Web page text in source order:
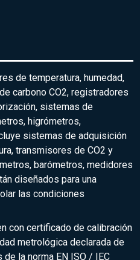
de temperatura, humedad,
carbono CO2, registradores
sistemas de
higrómetros,
sistemas de adquisición
transmisores de CO2 y
barómetros, medidores
diseñados para una
las condiciones
con certificado de calibración
metrológica declarada de
la norma EN ISO / IEC